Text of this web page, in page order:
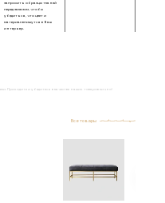
запросить образцы тканей
перед заказом, чтобы
убедиться, что цвет и
материал впишутся в Ваш
интерьер.
и убедитесь в качестве наших товаров лично!
Все товары